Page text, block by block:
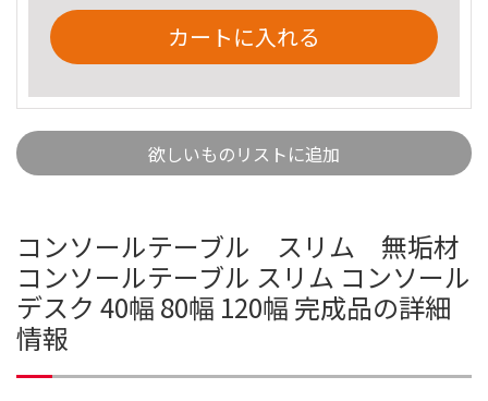
カートに入れる
欲しいものリストに追加
コンソールテーブル スリム 無垢材
コンソールテーブル スリム コンソール
デスク 40幅 80幅 120幅 完成品の詳細
情報